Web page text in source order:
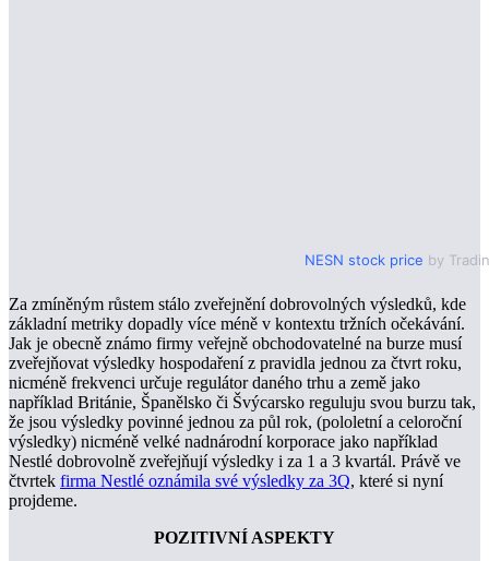
NESN stock price by
Za zmíněným růstem stálo zveřejnění dobrovolných výsledků, kde
základní metriky dopadly více méně v kontextu tržních očekávání.
Jak je obecně známo firmy veřejně obchodovatelné na burze musí
zveřejňovat výsledky hospodaření z pravidla jednou za čtvrt roku,
nicméně frekvenci určuje regulátor daného trhu a země jako
například Británie, Španělsko či Švýcarsko reguluju svou burzu tak,
že jsou výsledky povinné jednou za půl rok, (pololetní a celoroční
výsledky) nicméně velké nadnárodní korporace jako například
Nestlé dobrovolně zveřejňují výsledky i za 1 a 3 kvartál. Právě ve
čtvrtek firma Nestlé oznámila své výsledky za 3Q, které si nyní
projdeme.
POZITIVNÍ ASPEKTY